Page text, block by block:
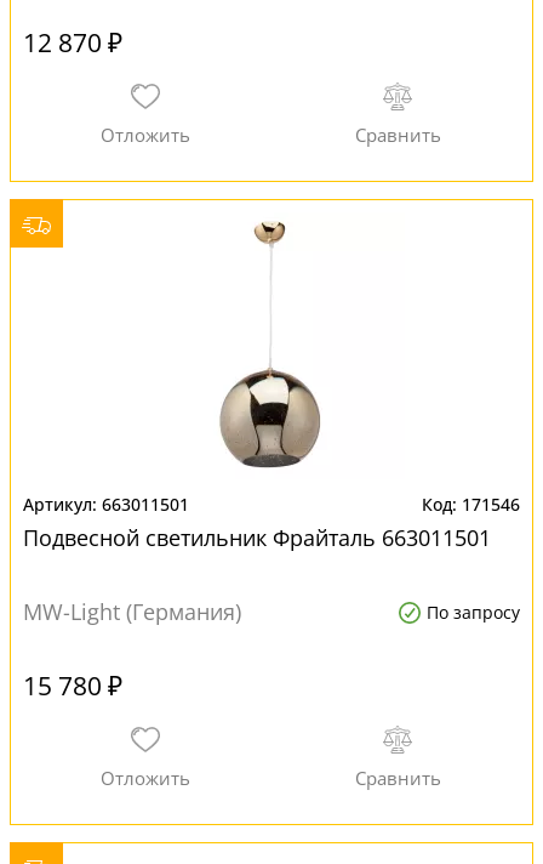
12 870 ₽
663011501 171546
Подвесной светильник Фрайталь 663011501
MW-Light (Германия) По запросу
15 780 ₽